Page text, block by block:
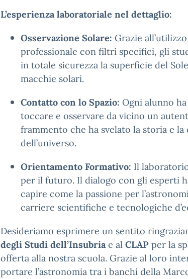
L’esperienza laboratoriale nel dettaglio:
Osservazione Solare: Grazie
professionale con filtri specifici, gli
in totale sicurezza la superficie del
macchie solari.
Contatto con lo Spazio: Ogni alunno
toccare e osservare da vicino un
frammento che ha svelato la storia e
dell’universo.
Orientamento Formativo: Il
per il futuro. Il dialogo con gli esperti
capire come la passione per
carriere scientifiche e tecnologiche
Desideriamo esprimere un sentito
degli Studi dell’Insubriae al CLAP per la
offerta alla nostra scuola. Grazie al loro
portare l’astronomia tra i banchi della